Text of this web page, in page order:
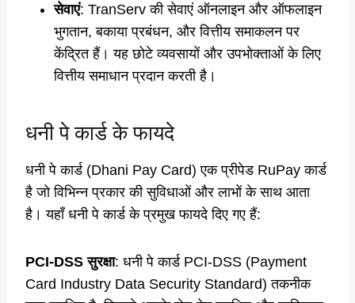
सेवाएं: TranServ की सेवाएं ऑनलाइन और ऑफलाइन
भुगतान, बकाया प्रबंधन, और वित्तीय समाकलन पर
केंद्रित हैं। यह छोटे व्यवसायों और उपभोक्ताओं के लिए
वित्तीय समाधान प्रदान करती है।
धनी पे कार्ड के फायदे
धनी पे कार्ड (Dhani Pay Card) एक प्रीपेड RuPay कार्ड
है जो विभिन्न प्रकार की सुविधाओं और लाभों के साथ आता
है। यहाँ धनी पे कार्ड के प्रमुख फायदे दिए गए हैं:
PCI-DSS सुरक्षा: धनी पे कार्ड PCI-DSS (Payment
Card Industry Data Security Standard) तकनीक